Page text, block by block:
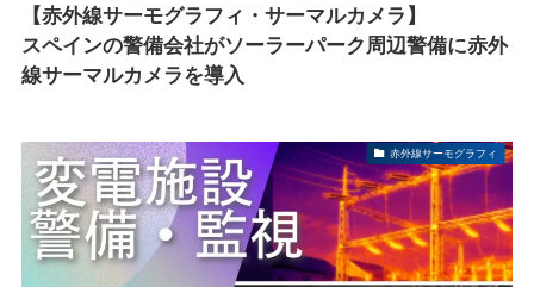
【赤外線サーモグラフィ・サーマルカメラ】
スペインの警備会社がソーラーパーク周辺警備に赤外
線サーマルカメラを導入
赤外線サーモグラフィ